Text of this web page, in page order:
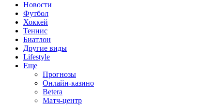
Новости
Футбол
Хоккей
Теннис
Биатлон
Другие виды
Lifestyle
Еще
Прогнозы
Онлайн-казино
Betera
Матч-центр